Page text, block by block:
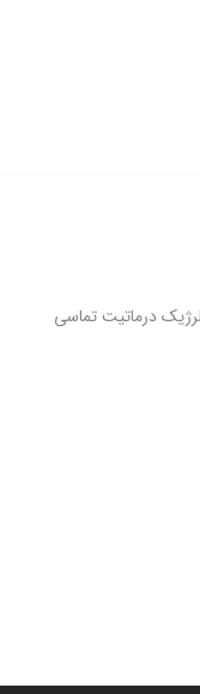
درماتیت تماسی